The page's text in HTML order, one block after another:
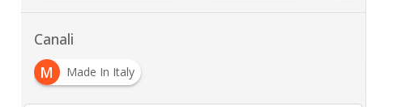
Canali
M
Made In Italy